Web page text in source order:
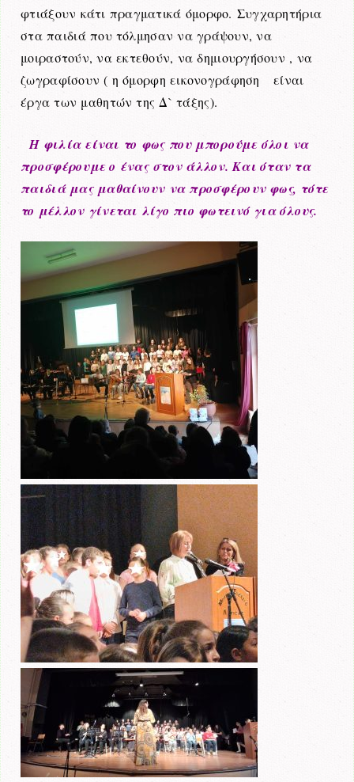
φτιάξουν κάτι πραγματικά όμορφο. Συγχαρητήρια
στα παιδιά που τόλμησαν να γράψουν, να
μοιραστούν, να εκτεθούν, να δημιουργήσουν , να
ζωγραφίσουν ( η όμορφη εικονογράφηση είναι
έργα των μαθητών της Δ` τάξης).
Η φιλία είναι το φως που μπορούμε όλοι να
προσφέρουμε ο ένας στον άλλον. Και όταν τα
παιδιά μας μαθαίνουν να προσφέρουν φως, τότε
το μέλλον γίνεται λίγο πιο φωτεινό για όλους.